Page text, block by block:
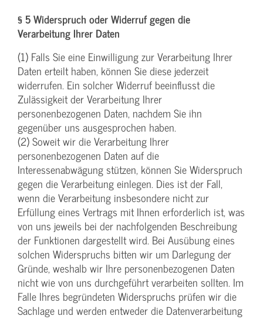
§ 5 Widerspruch oder Widerruf gegen die
Verarbeitung Ihrer Daten
(1) Falls Sie eine Einwilligung zur Verarbeitung Ihrer
Daten erteilt haben, können Sie diese jederzeit
widerrufen. Ein solcher Widerruf beeinflusst die
Zulässigkeit der Verarbeitung Ihrer
personenbezogenen Daten, nachdem Sie ihn
gegenüber uns ausgesprochen haben.
(2) Soweit wir die Verarbeitung Ihrer
personenbezogenen Daten auf die
Interessenabwägung stützen, können Sie Widerspruch
gegen die Verarbeitung einlegen. Dies ist der Fall,
wenn die Verarbeitung insbesondere nicht zur
Erfüllung eines Vertrags mit Ihnen erforderlich ist, was
von uns jeweils bei der nachfolgenden Beschreibung
der Funktionen dargestellt wird. Bei Ausübung eines
solchen Widerspruchs bitten wir um Darlegung der
Gründe, weshalb wir Ihre personenbezogenen Daten
nicht wie von uns durchgeführt verarbeiten sollten. Im
Falle Ihres begründeten Widerspruchs prüfen wir die
Sachlage und werden entweder die Datenverarbeitung